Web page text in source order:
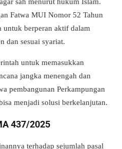
Fatwa MUI Nomor 52 Tahun
untuk berperan aktif dalam
dan sesuai syariat.
untuk memasukkan
jangka menengah dan
pembangunan Perkampungan
menjadi solusi berkelanjutan.
437/2025
terhadap sejumlah pasal